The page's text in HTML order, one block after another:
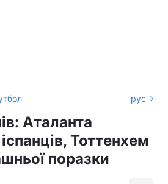
рус
Аталанта
Тоттенхем
поразки